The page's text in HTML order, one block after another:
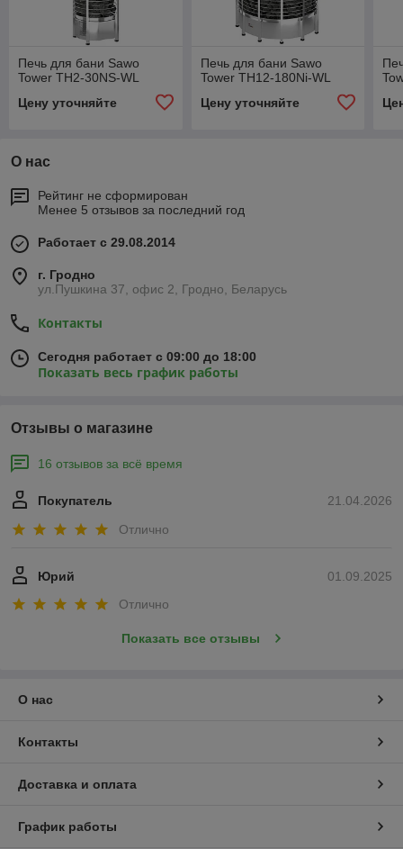
Печь для бани Sawo
Tower TH2-30NS-WL
Цену уточняйте
Печь для бани Sawo
Tower TH12-180Ni-WL
Цену уточняйте
О нас
Рейтинг не сформирован
Менее 5 отзывов за последний год
Работает с 29.08.2014
г. Гродно
ул.Пушкина 37, офис 2, Гродно, Беларусь
Контакты
Сегодня работает с 09:00 до 18:00
Показать весь график работы
Отзывы о магазине
16 отзывов за всё время
21.04.2026
Покупатель
Отлично
01.09.2025
Юрий
Отлично
Показать все отзывы
О нас
Контакты
Доставка и оплата
График работы